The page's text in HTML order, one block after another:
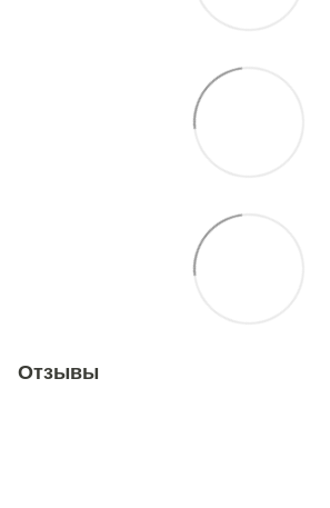
Отзывы